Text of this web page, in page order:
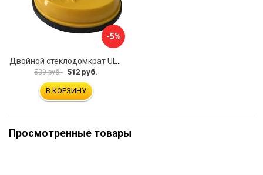
-5%
Двойной стеклодомкрат ULTIMA 2
539 руб. 512 руб.
В КОРЗИНУ
Просмотренные товары